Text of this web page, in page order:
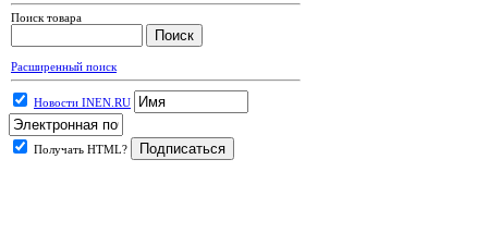
Поиск товара
Расширенный поиск
Новости INEN.RU
Получать HTML?